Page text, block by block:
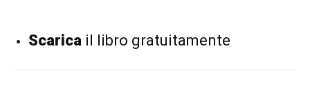
Scarica il libro gratuitamente